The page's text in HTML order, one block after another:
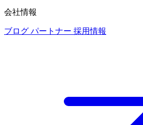
会社情報
ブログ パートナー 採用情報